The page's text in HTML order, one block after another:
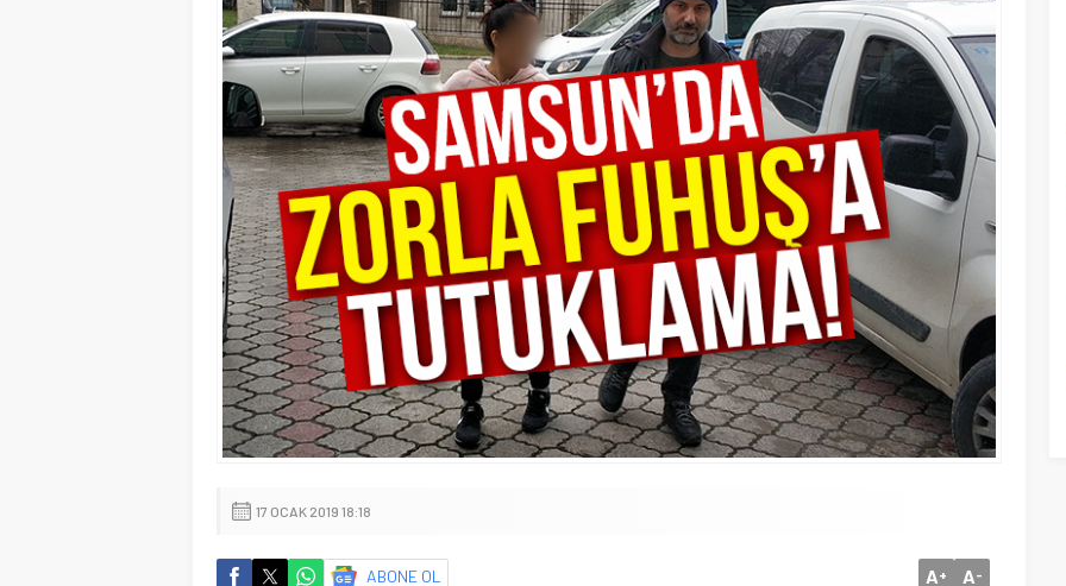
17 OCAK 2019 18:18
ABONE OL A+ A-